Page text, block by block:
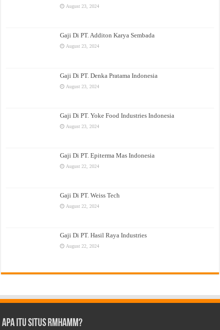
August 23, 2024
Gaji Di PT. Additon Karya Sembada
August 23, 2024
Gaji Di PT. Denka Pratama Indonesia
August 23, 2024
Gaji Di PT. Yoke Food Industries Indonesia
August 23, 2024
Gaji Di PT. Epiterma Mas Indonesia
August 22, 2024
Gaji Di PT. Weiss Tech
August 22, 2024
Gaji Di PT. Hasil Raya Industries
August 22, 2024
Apa Itu Situs Rmhamm?